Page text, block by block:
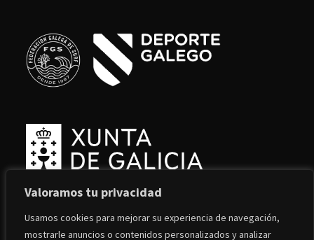
Valoramos tu privacidad
Usamos cookies para mejorar su experiencia de navegación,
mostrarle anuncios o contenidos personalizados y analizar